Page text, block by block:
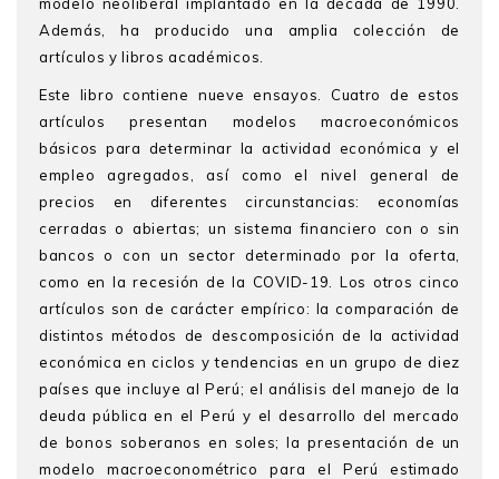
Además, ha producido una amplia colección de
artículos y libros académicos.
Este libro contiene nueve ensayos. Cuatro de estos
artículos presentan modelos macroeconómicos
básicos para determinar la actividad económica y el
empleo agregados, así como el nivel general de
precios en diferentes circunstancias: economías
cerradas o abiertas; un sistema financiero con o sin
bancos o con un sector determinado por la oferta,
como en la recesión de la COVID-19. Los otros cinco
artículos son de carácter empírico: la comparación de
distintos métodos de descomposición de la actividad
económica en ciclos y tendencias en un grupo de diez
países que incluye al Perú; el análisis del manejo de la
deuda pública en el Perú y el desarrollo del mercado
de bonos soberanos en soles; la presentación de un
modelo macroeconométrico para el Perú estimado